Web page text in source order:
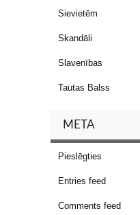
Sievietēm
Skandāli
Slavenības
Tautas Balss
META
Pieslēgties
Entries feed
Comments feed